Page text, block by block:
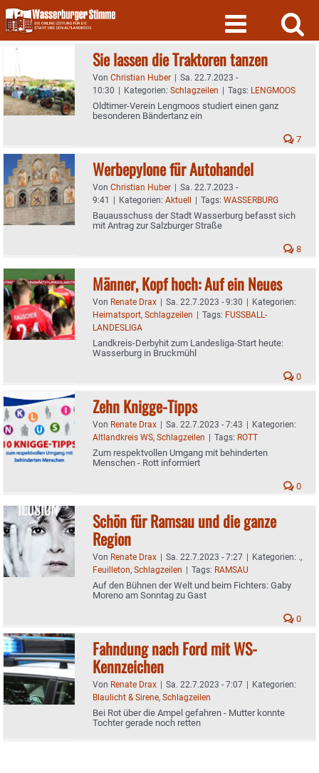
Skip
to
content
Sie lassen die Traktoren tanzen
Von Christian Huber | Sa. 22.7.2023 -
10:30 | Kategorien: Schlagzeilen | Tags: LENGMOOS
Oldtimer-Verein Lengmoos studiert einen ganz
besonderen Bändertanz ein
7
Werbepylone für Autohandel
Von Christian Huber | Sa. 22.7.2023 -
9:41 | Kategorien: Aktuell | Tags: WASSERBURG
Bauausschuss der Stadt Wasserburg befasst sich
mit Antrag zur Salzburger Straße
8
Männer, Kopf hoch: Auf ein Neues
Von Renate Drax | Sa. 22.7.2023 - 9:30 | Kategorien:
Heimatsport, Schlagzeilen | Tags: FUSSBALL-
LANDESLIGA
Landkreis-Derbyhit zum Landesliga-Start heute:
Wasserburg in Bruckmühl
0
Zehn Knigge-Tipps
Von Renate Drax | Sa. 22.7.2023 - 7:43 | Kategorien:
Altlandkreis WS, Schlagzeilen | Tags: ROTT
Zum respektvollen Umgang mit behinderten
Menschen - Rott informiert
0
Schön für Ramsau und die ganze
Region
Von Renate Drax | Sa. 22.7.2023 - 7:27 | Kategorien: .,
Feuilleton, Schlagzeilen | Tags: RAMSAU
Auf den Bühnen der Welt und beim Fichters: Gaby
Moreno am Sonntag zu Gast
0
Fahndung nach Ford mit WS-
Kennzeichen
Von Renate Drax | Sa. 22.7.2023 - 7:07 | Kategorien:
Blaulicht & Sirene, Schlagzeilen
Bei Rot über die Ampel gefahren - Mutter konnte
Tochter gerade noch retten